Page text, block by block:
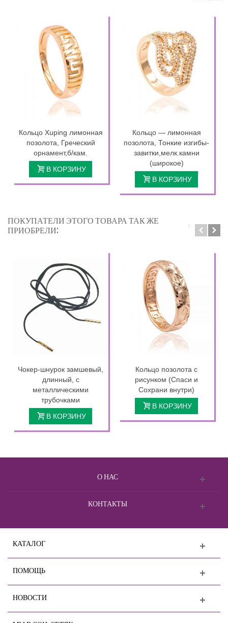
Кольцо Xuping лимонная
позолота, Греческий
орнамент,б/кам.
В КОРЗИНУ
Кольцо — лимонная
позолота, Тонкие изгибы-
завитки,мелк.камни
(широкое)
В КОРЗИНУ
ПОКУПАТЕЛИ ЭТОГО ТОВАРА ТАК ЖЕ
ПРИОБРЕЛИ:
Чокер-шнурок замшевый,
длинный, с
металлическими
трубочками
В КОРЗИНУ
Кольцо позолота с
рисунком (Спаси и
Сохрани внутри)
В КОРЗИНУ
О НАС
КОНТАКТЫ
КАТАЛОГ
ПОМОЩЬ
НОВОСТИ